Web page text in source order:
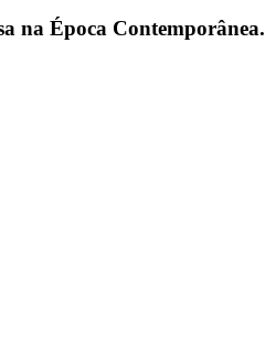
na Época Contemporânea.